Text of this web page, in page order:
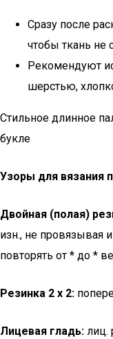
Сразу после
чтобы ткань не
Рекомендуют
шерстью,
Стильное длинное
букле
Узоры для вязания
Двойная (полая)
изн., не провязывая
повторять от * до *
Резинка 2 х 2:
Лицевая гладь: лиц.